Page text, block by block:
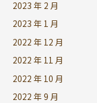
2023 年 2 月
2023 年 1 月
2022 年 12 月
2022 年 11 月
2022 年 10 月
2022 年 9 月